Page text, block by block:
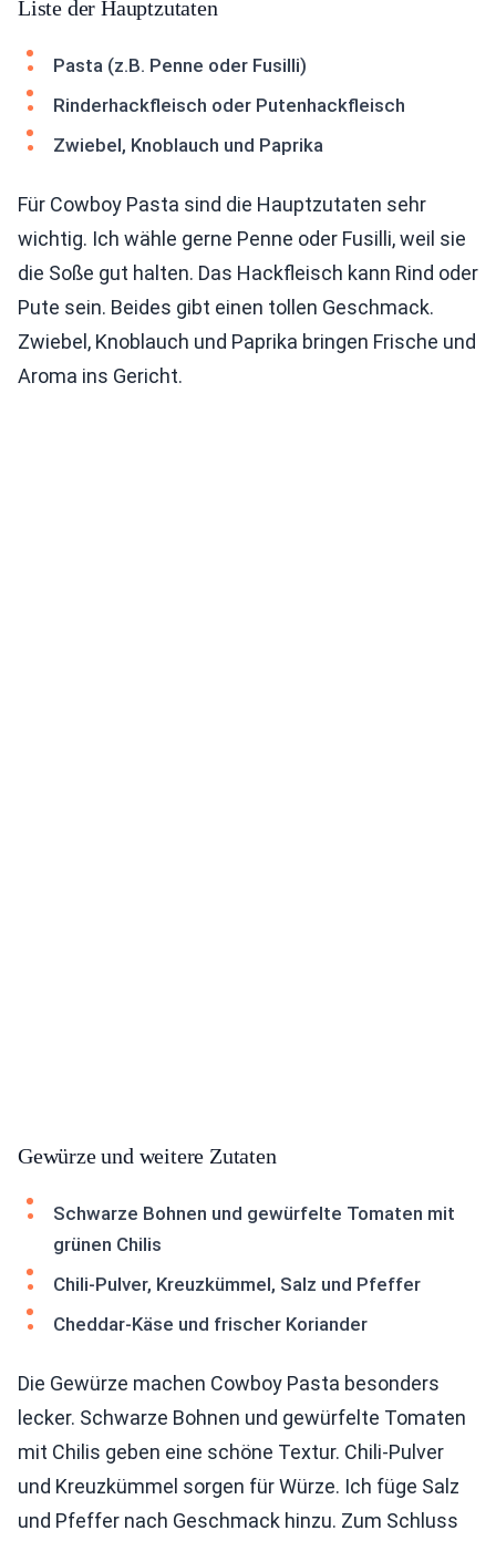
Liste der Hauptzutaten
Pasta (z.B. Penne oder Fusilli)
Rinderhackfleisch oder Putenhackfleisch
Zwiebel, Knoblauch und Paprika
Für Cowboy Pasta sind die Hauptzutaten sehr
wichtig. Ich wähle gerne Penne oder Fusilli, weil sie
die Soße gut halten. Das Hackfleisch kann Rind oder
Pute sein. Beides gibt einen tollen Geschmack.
Zwiebel, Knoblauch und Paprika bringen Frische und
Aroma ins Gericht.
Gewürze und weitere Zutaten
Schwarze Bohnen und gewürfelte Tomaten mit
grünen Chilis
Chili-Pulver, Kreuzkümmel, Salz und Pfeffer
Cheddar-Käse und frischer Koriander
Die Gewürze machen Cowboy Pasta besonders
lecker. Schwarze Bohnen und gewürfelte Tomaten
mit Chilis geben eine schöne Textur. Chili-Pulver
und Kreuzkümmel sorgen für Würze. Ich füge Salz
und Pfeffer nach Geschmack hinzu. Zum Schluss